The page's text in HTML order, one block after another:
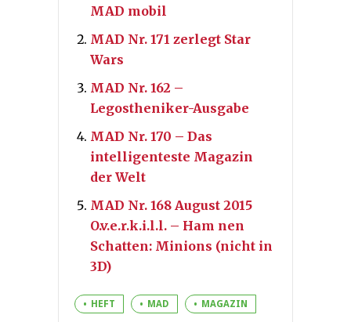
MAD mobil
MAD Nr. 171 zerlegt Star
Wars
MAD Nr. 162 –
Legostheniker-Ausgabe
MAD Nr. 170 – Das
intelligenteste Magazin
der Welt
MAD Nr. 168 August 2015
O.v.e.r.k.i.l.l. – Ham nen
Schatten: Minions (nicht in
3D)
HEFT MAD MAGAZIN